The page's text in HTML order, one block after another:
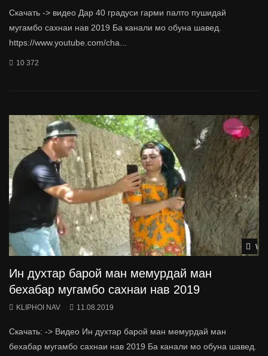
Скачать -> видео Дар 40 градуси гарми палто пушидай
мугамбо сахнаи нав 2019 Ба канали мо обуна шавед.
https://www.youtube.com/cha...
10 372
Ин духтар барой ман мемурдай ман
бехабар мугамбо сахнаи нав 2019
KLIPHOI NAV 11.08.2019
Скачать: -> Видео Ин духтар барой ман мемурдай ман
бехабар мугамбо сахнаи нав 2019 Ба канали мо обуна шавед.